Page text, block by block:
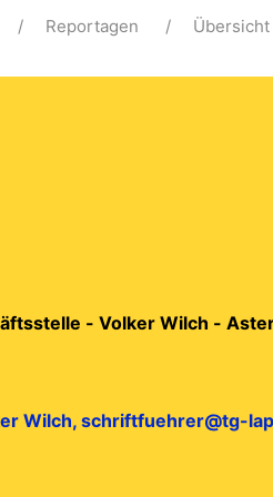
Reportagen
- Volker Wilch -
Wilch, schriftfuehrer@tg-